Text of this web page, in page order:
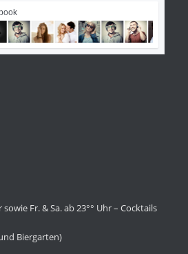
sowie Fr. & Sa. ab 23°° Uhr – Cocktails
Biergarten)